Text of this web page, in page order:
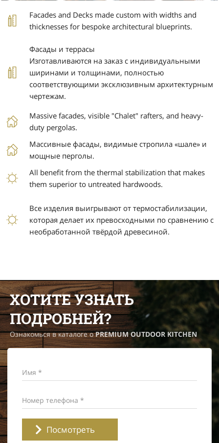
Facades and Decks made custom with widths and
thicknesses for bespoke architectural blueprints.
Фасады и террасы
Изготавливаются на заказ с индивидуальными
ширинами и толщинами, полностью
соответствующими эксклюзивным архитектурным
чертежам.
Massive facades, visible "Chalet" rafters, and heavy-
duty pergolas.
Массивные фасады, видимые стропила «шале» и
мощные перголы.
All benefit from the thermal stabilization that makes
them superior to untreated hardwoods.
Все изделия выигрывают от термостабилизации,
которая делает их превосходными по сравнению с
необработанной твёрдой древесиной.
ХОТИТЕ УЗНАТЬ
ПОДРОБНЕЙ?
Ознакомься в каталоге оPREMIUM OUTDOOR KITCHEN
Имя *
Номер телефона *
Посмотреть